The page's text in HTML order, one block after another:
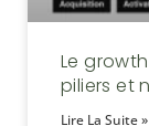
Le
piliers et
Lire La Suite »